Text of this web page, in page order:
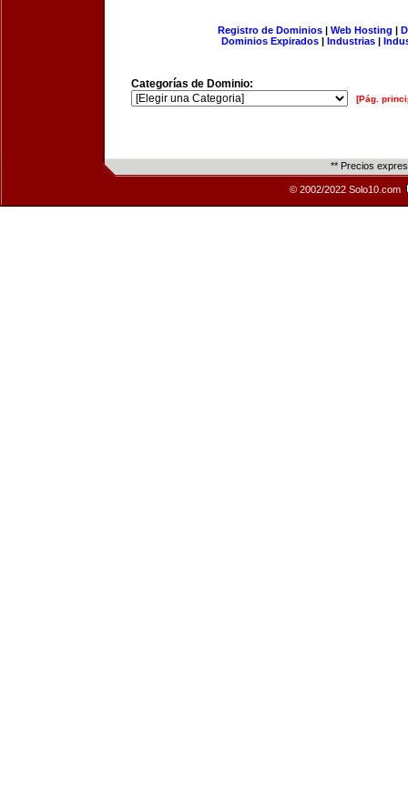
Registro de Dominios| Web Hosting |
Dominios Expirados | Industrias |
Categorías de Dominio:
[Pág.
** Precios
© 2002/2022 Solo10.com